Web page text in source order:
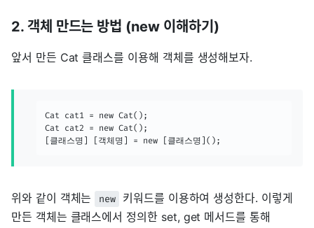
2. 객체 만드는 방법 (new 이해하기)
앞서 만든 Cat 클래스를 이용해 객체를 생성해보자.
Cat cat1 = new Cat();
Cat cat2 = new Cat();
[클래스명] [객체명] = new [클래스명]();
위와 같이 객체는 new
키워드를 이용하여 생성한다. 이렇게
만든 객체는 클래스에서 정의한 set, get 메서드를 통해